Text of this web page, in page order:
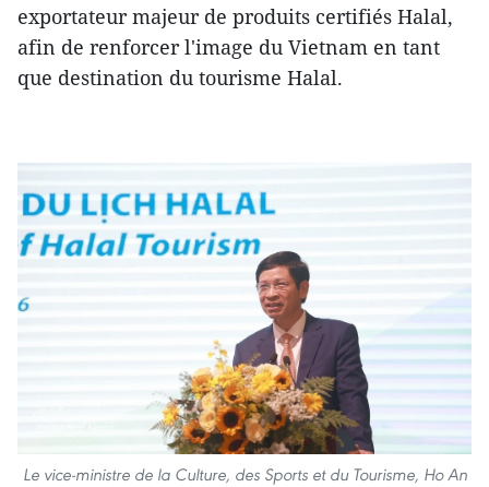
exportateur majeur de produits certifiés Halal,
afin de renforcer l'image du Vietnam en tant
que destination du tourisme Halal.
Le vice-ministre de la Culture, des Sports et du Tourisme, Ho An